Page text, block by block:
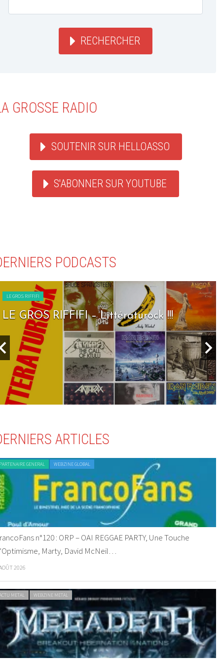
RECHERCHER
GROSSE RADIO
SOUTENIR SUR HELLOASSO
S'ABONNER SUR YOUTUBE
PODCASTS
LE GROS RIFFIFI
LE GROS RIFFIFI – Seven Days To Rock !!!
ARTICLES
GENERAL WEBZINE GLOBAL
n°120 : ORP – OAI REGGAE PARTY, Une Touche
Marty, David McNeil…
2026
METAL WEBZINE METAL